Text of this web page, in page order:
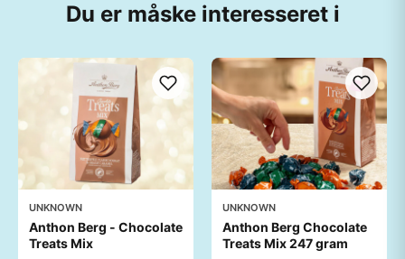
Du er måske interesseret i
UNKNOWN
Anthon Berg - Chocolate
Treats Mix
UNKNOWN
Anthon Berg Chocolate
Treats Mix 247 gram